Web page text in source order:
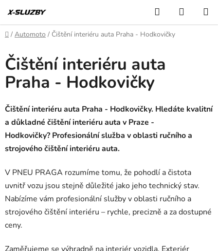
na
obsah
Hledat
KOŠÍK
Domů
/ Automoto / Čištění interiéru auta Praha - Hodkovičky
Čištění interiéru auta
Praha - Hodkovičky
Čištění interiéru auta Praha - Hodkovičky. Hledáte kvalitní
a důkladné čištění interiéru auta v Praze -
Hodkovičky? Profesionální služba v oblasti ručního a
strojového čištění interiéru auta.
V PNEU PRAGA rozumíme tomu, že pohodlí a čistota
uvnitř vozu jsou stejně důležité jako jeho technický stav.
Nabízíme vám profesionální služby v oblasti ručního a
strojového čištění interiéru – rychle, precizně a za dostupné
ceny.